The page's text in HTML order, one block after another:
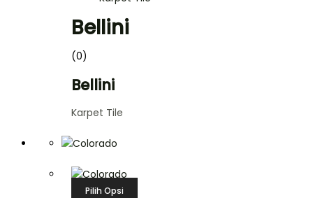
Bellini
(0)
Bellini
Karpet Tile
Pilih Opsi